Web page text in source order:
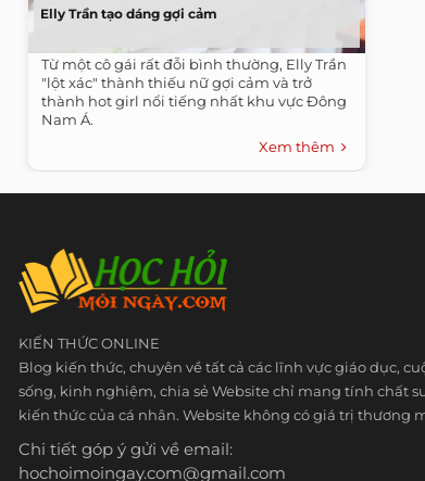
Elly Trần tạo dáng gợi cảm
Từ một cô gái rất đỗi bình thường, Elly Trần
"lột xác" thành thiếu nữ gợi cảm và trở
thành hot girl nổi tiếng nhất khu vực Đông
Nam Á.
Xem thêm
KIẾN THỨC ONLINE
Blog kiến thức, chuyên về tất cả các lĩnh vực giáo dục,
sống, kinh nghiệm, chia sẻ Website chỉ mang tính chất
kiến thức của cá nhân. Website không có giá trị thương
Chi tiết góp ý gửi về email:
hochoimoingay.com@gmail.com